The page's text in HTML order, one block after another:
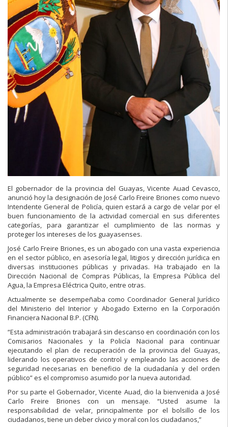
El gobernador de la provincia del Guayas, Vicente Auad Cevasco,
anunció hoy la designación de José Carlo Freire Briones como nuevo
Intendente General de Policía, quien estará a cargo de velar por el
buen funcionamiento de la actividad comercial en sus diferentes
categorías, para garantizar el cumplimiento de las normas y
proteger los intereses de los guayasenses.
José Carlo Freire Briones, es un abogado con una vasta experiencia
en el sector público, en asesoría legal, litigios y dirección jurídica en
diversas instituciones públicas y privadas. Ha trabajado en la
Dirección Nacional de Compras Públicas, la Empresa Pública del
Agua, la Empresa Eléctrica Quito, entre otras.
Actualmente se desempeñaba como Coordinador General Jurídico
del Ministerio del Interior y Abogado Externo en la Corporación
Financiera Nacional B.P. (CFN).
“Esta administración trabajará sin descanso en coordinación con los
Comisarios Nacionales y la Policía Nacional para continuar
ejecutando el plan de recuperación de la provincia del Guayas,
liderando los operativos de control y empleando las acciones de
seguridad necesarias en beneficio de la ciudadanía y del orden
público” es el compromiso asumido por la nueva autoridad.
Por su parte el Gobernador, Vicente Auad, dio la bienvenida a José
Carlo Freire Briones con un mensaje. “Usted asume la
responsabilidad de velar, principalmente por el bolsillo de los
ciudadanos, tiene un deber cívico y moral con los ciudadanos,”